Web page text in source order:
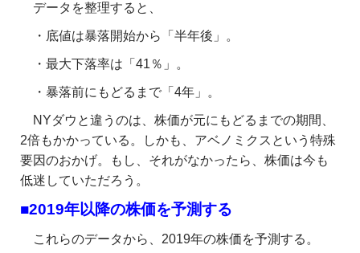
データを整理すると、
・底値は暴落開始から「半年後」。
・最大下落率は「41％」。
・暴落前にもどるまで「4年」。
NYダウと違うのは、株価が元にもどるまでの期間、
2倍もかかっている。しかも、アベノミクスという特殊
要因のおかげ。もし、それがなかったら、株価は今も
低迷していただろう。
■2019年以降の株価を予測する
これらのデータから、2019年の株価を予測する。